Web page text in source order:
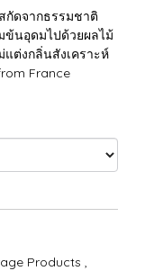
กัดจากธรรมชาติ
ข้นอุดมไปด้วยผลไม้
แต่งกลิ่นสังเคราะห์
France
Products ,